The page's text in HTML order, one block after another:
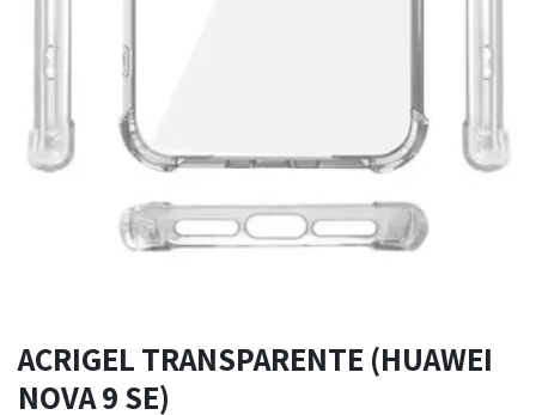
ACRIGEL TRANSPARENTE (HUAWEI
NOVA 9 SE)